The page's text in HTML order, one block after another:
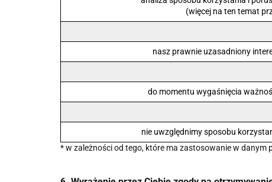
(więcej na ten temat
nasz prawnie uzasadniony
do momentu wygaśnięcia
nie uwzględnimy sposobu
* w zależności od tego, które ma zastosowanie w danym